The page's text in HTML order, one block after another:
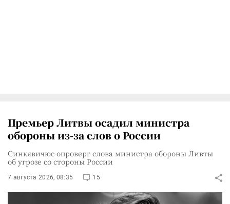
Премьер Литвы осадил министра
обороны из-за слов о России
Синкявичюс опроверг слова министра обороны Ливты
об угрозе со стороны России
7 августа 2026, 08:35 15